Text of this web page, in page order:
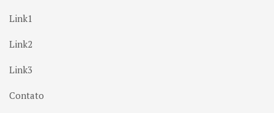
Link1
Link2
Link3
Contato